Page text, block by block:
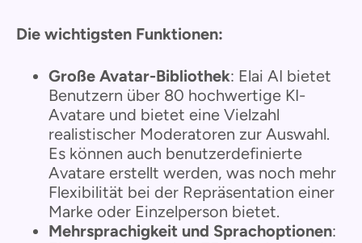
Die wichtigsten Funktionen:
Große Avatar-Bibliothek: Elai AI bietet
Benutzern über 80 hochwertige KI-
Avatare und bietet eine Vielzahl
realistischer Moderatoren zur Auswahl.
Es können auch benutzerdefinierte
Avatare erstellt werden, was noch mehr
Flexibilität bei der Repräsentation einer
Marke oder Einzelperson bietet.
Mehrsprachigkeit und Sprachoptionen: